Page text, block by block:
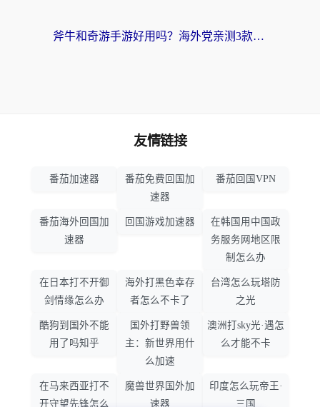
斧牛和奇游手游好用吗？海外党亲测3款回国加速器，选对才能无缝刷国内资源
友情链接
番茄加速器
番茄免费回国加
速器
番茄回国VPN
番茄海外回国加
速器
回国游戏加速器
在韩国用中国政
务服务网地区限
制怎么办
在日本打不开御
剑情缘怎么办
海外打黑色幸存
者怎么不卡了
台湾怎么玩塔防
之光
酷狗到国外不能
用了吗知乎
国外打野兽领
主：新世界用什
么加速
澳洲打sky光·遇怎
么才能不卡
在马来西亚打不
开守望先锋怎么
魔兽世界国外加
速器
印度怎么玩帝王·
三国